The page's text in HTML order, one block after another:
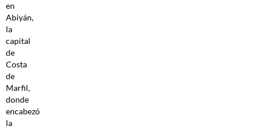
en
Abiyán,
la
capital
de
Costa
de
Marfil,
donde
encabezó
la